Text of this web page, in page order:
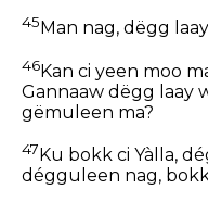
45 Man nag, dëgg
46Kan ci yeen moo
Gannaaw dëgg laay
gëmuleen ma?
47 Ku bokk ci Yàlla,
dégguleen nag,